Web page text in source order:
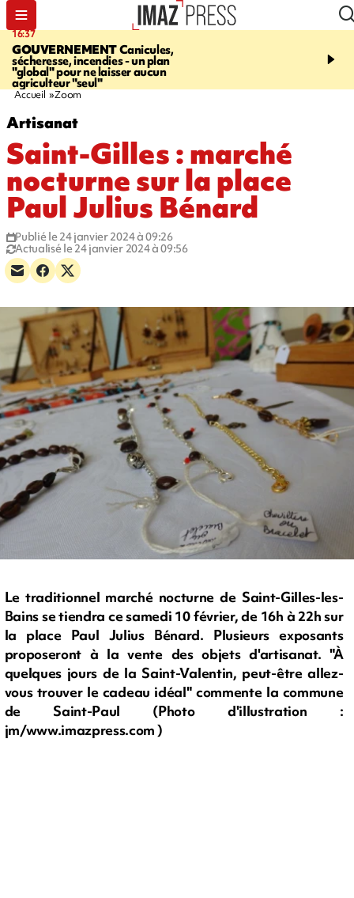
16:37
GOUVERNEMENTCanicules,
sécheresse, incendies - un plan
"global" pour ne laisser aucun
agriculteur "seul"
20:23
interpellé, coprs
Accueil Zoom
Artisanat
Saint-Gilles : marché
nocturne sur la place
Paul Julius Bénard
Publié le 24 janvier 2024 à 09:26
Actualisé le 24 janvier 2024 à 09:56
Le traditionnel marché nocturne de Saint-Gilles-les-
Bains se tiendra ce samedi 10 février, de 16h à 22h sur
la place Paul Julius Bénard. Plusieurs exposants
proposeront à la vente des objets d'artisanat. "À
quelques jours de la Saint-Valentin, peut-être allez-
vous trouver le cadeau idéal" commente la commune
de Saint-Paul (Photo d'illustration :
jm/www.imazpress.com )